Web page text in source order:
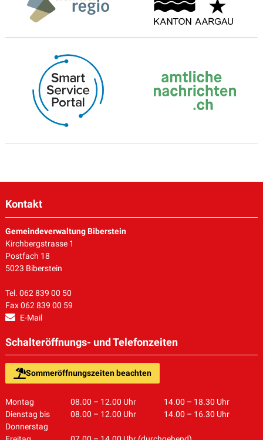
Kontakt
Gemeindeverwaltung Biberstein
Kirchbergstrasse 1
Postfach 18
5023 Biberstein
Tel. 062 839 00 50
Fax 062 839 00 59
E-Mail
Schalteröffnungs- und Telefonzeiten
Sommeröffnungszeiten beachten
Montag 08.00 – 12.00 Uhr
14.00 – 18.30 Uhr
Dienstag bis
Donnerstag
08.00 – 12.00 Uhr 14.00 – 16.30 Uhr